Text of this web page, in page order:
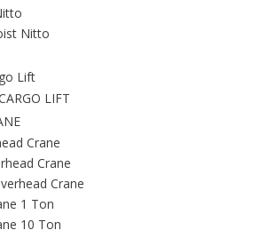
Nitto
Lift
LIFT
Crane
Crane
Crane
1 Ton
10 Ton